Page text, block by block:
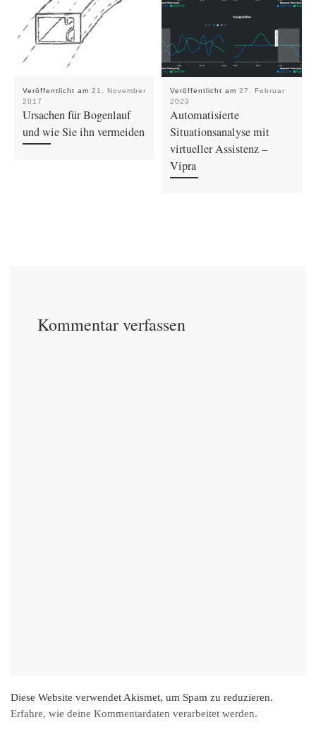
Veröffentlicht am 21. November
2017
Ursachen für Bogenlauf
und wie Sie ihn vermeiden
Veröffentlicht am 27. Februar
2023
Automatisierte
Situationsanalyse mit
virtueller Assistenz –
Vipra
Kommentar verfassen
Diese Website verwendet Akismet, um Spam zu reduzieren.
Erfahre, wie deine Kommentardaten verarbeitet werden.